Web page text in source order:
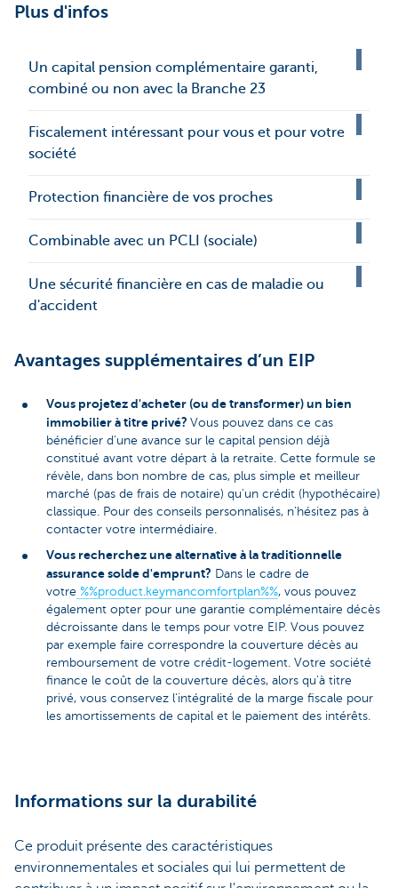
Plus d'infos
Un capital pension complémentaire garanti,
combiné ou non avec la Branche 23
Fiscalement intéressant pour vous et pour votre
société
Protection financière de vos proches
Combinable avec un PCLI (sociale)
Une sécurité financière en cas de maladie ou
d'accident
Avantages supplémentaires d’un EIP
Vous projetez d'acheter (ou de transformer) un bien
immobilier à titre privé? Vous pouvez dans ce cas
bénéficier d'une avance sur le capital pension déjà
constitué avant votre départ à la retraite. Cette formule se
révèle, dans bon nombre de cas, plus simple et meilleur
marché (pas de frais de notaire) qu'un crédit (hypothécaire)
classique. Pour des conseils personnalisés, n'hésitez pas à
contacter votre intermédiaire.
Vous recherchez une alternative à la traditionnelle
assurance solde d'emprunt? Dans le cadre de
votre %%product.keymancomfortplan%%, vous pouvez
également opter pour une garantie complémentaire décès
décroissante dans le temps pour votre EIP. Vous pouvez
par exemple faire correspondre la couverture décès au
remboursement de votre crédit-logement. Votre société
finance le coût de la couverture décès, alors qu'à titre
privé, vous conservez l'intégralité de la marge fiscale pour
les amortissements de capital et le paiement des intérêts.
Informations sur la durabilité
Ce produit présente des caractéristiques
environnementales et sociales qui lui permettent de